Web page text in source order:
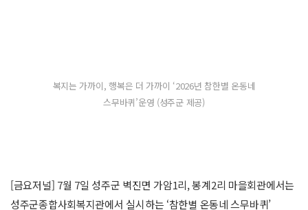
복지는 가까이, 행복은 더 가까이 ‘2026년 참한별 온동네
스무바퀴’운영 (성주군 제공)
[금요저널] 7월 7일 성주군 벽진면 가암1리, 봉계2리 마을회관에서는
성주군종합사회복지관에서 실시하는 ‘참한별 온동네 스무바퀴’